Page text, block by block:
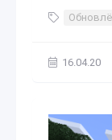
16.04.20